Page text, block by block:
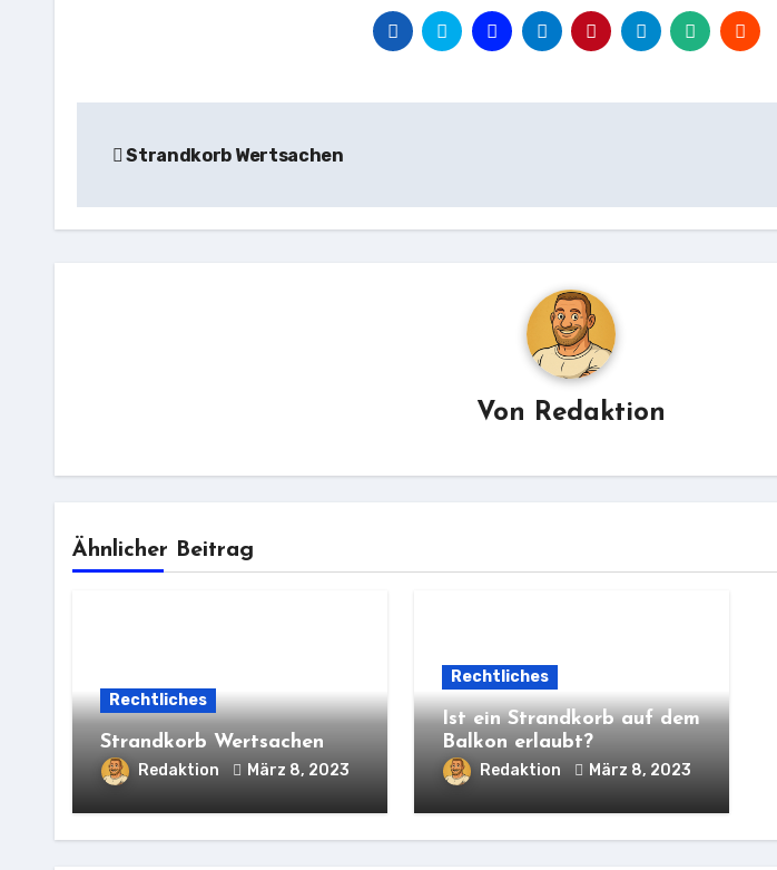
Strandkorb Wertsachen
Von Redaktion
Ähnlicher Beitrag
Rechtliches
Strandkorb Wertsachen
Redaktion März 8, 2023
Rechtliches
Ist ein Strandkorb auf dem
Balkon erlaubt?
Redaktion März 8, 2023